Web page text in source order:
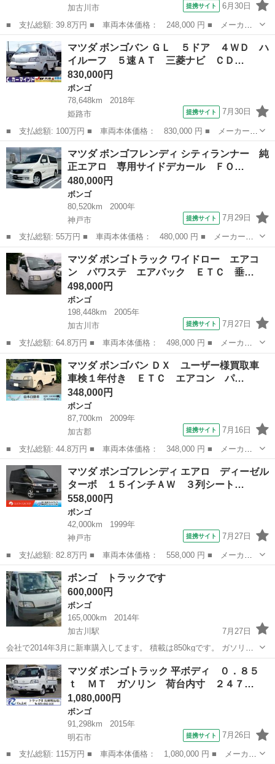
加古川市
提携サイト 6月30日
■ 支払総額: 39.8万円 ■ 車両本体価格： 248,000 円 ■ メーカー
名： マツダ ■ 車種名： ボンゴトラック ■ グレード名： Ｄ
Ｘ ＥＴＣ パワステ ■ 排気量： 1500cc ■ ドア枚数： 2D
■ ...
兵庫 加古川市 ボンゴ
マツダ ボンゴバン ＧＬ ５ドア ４ＷＤ ハ
イルーフ ５速ＡＴ 三菱ナビ ＣＤ…
830,000円
ボンゴ
78,648km
2018年
姫路市
提携サイト 7月30日
■ 支払総額: 100万円 ■ 車両本体価格： 830,000 円 ■ メーカー
名： マツダ ■ 車種名： ボンゴバン ■ グレード名： ＧＬ ５
ドア ４ＷＤ ハイルーフ ５速ＡＴ 三菱ナビ ＣＤ ＤＶＤ Ｓ
Ｄ 録音 Ｂｌ...
兵庫 姫路市 ボンゴ
マツダ ボンゴフレンディ シティランナー 純
正エアロ 専用サイドデカール ＦＯ…
480,000円
ボンゴ
80,520km
2000年
神戸市
提携サイト 7月29日
■ 支払総額: 55万円 ■ 車両本体価格： 480,000 円 ■ メーカー
名： マツダ ■ 車種名： ボンゴフレンディ ■ グレード名： シ
ティランナー 純正エアロ 専用サイドデカール ＦＯＧランプ リ
アスポイラー 純...
兵庫 神戸市 ボンゴ
マツダ ボンゴトラック ワイドロー エアコ
ン パワステ エアバック ＥＴＣ 垂…
498,000円
ボンゴ
198,448km
2005年
加古川市
提携サイト 7月27日
■ 支払総額: 64.8万円 ■ 車両本体価格： 498,000 円 ■ メーカー
名： マツダ ■ 車種名： ボンゴトラック ■ グレード名： ワイ
ドロー エアコン パワステ エアバック ＥＴＣ 垂直パワーゲー
ト ■ 排気...
兵庫 加古川市 ボンゴ
マツダ ボンゴバン ＤＸ ユーザー様買取車
車検１年付き ＥＴＣ エアコン パ…
348,000円
ボンゴ
87,700km
2009年
加古郡
提携サイト 7月16日
■ 支払総額: 44.8万円 ■ 車両本体価格： 348,000 円 ■ メーカー
名： マツダ ■ 車種名： ボンゴバン ■ グレード名： ＤＸ ユ
ーザー様買取車 車検１年付き ＥＴＣ エアコン パワーウインド
ウ ドアバイ...
兵庫 加古郡 ボンゴ
マツダ ボンゴフレンディ エアロ ディーゼル
ターボ １５インチＡＷ ３列シート…
558,000円
ボンゴ
42,000km
1999年
神戸市
提携サイト 7月27日
■ 支払総額: 82.8万円 ■ 車両本体価格： 558,000 円 ■ メーカー
名： マツダ ■ 車種名： ボンゴフレンディ ■ グレード名： エ
アロ ディーゼルターボ １５インチＡＷ ３列シート８人乗り ★
純正エアロパ...
兵庫 神戸市 ボンゴ
ボンゴ トラックです
600,000円
ボンゴ
165,000km
2014年
加古川駅
7月27日
会社で2014年3月に新車購入してます。 積載は850kgです。 ガソリン
です ・トラックの荷台は、新車購入時に頑丈な木を荷台に引いて貰っ
てますが傷んでます。 ・パイプ等をトラックの上に置けるように、新
車時に鳥居を作って貰...
兵庫 加古川市 加古川駅 トラック
マツダ ボンゴトラック 平ボディ ０．８５
ｔ ＭＴ ガソリン 荷台内寸 ２４７…
1,080,000円
ボンゴ
91,298km
2015年
明石市
提携サイト 7月26日
■ 支払総額: 115万円 ■ 車両本体価格： 1,080,000 円 ■ メーカー